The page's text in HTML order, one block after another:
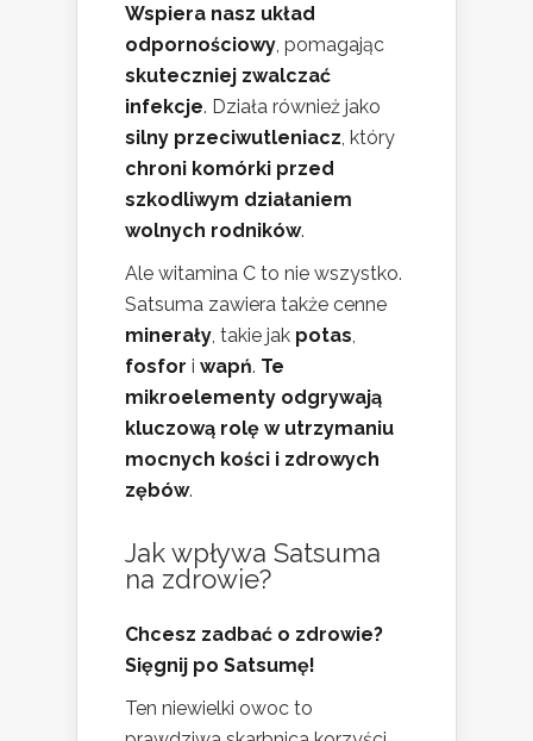
Wspiera nasz układ
odpornościowy, pomagając
skuteczniej zwalczać
infekcje. Działa również jako
silny przeciwutleniacz, który
chroni komórki przed
szkodliwym działaniem
wolnych rodników.
Ale witamina C to nie wszystko.
Satsuma zawiera także cenne
minerały, takie jak potas,
fosfor i wapń. Te
mikroelementy odgrywają
kluczową rolę w utrzymaniu
mocnych kości i zdrowych
zębów.
Jak wpływa Satsuma
na zdrowie?
Chcesz zadbać o zdrowie?
Sięgnij po Satsumę!
Ten niewielki owoc to